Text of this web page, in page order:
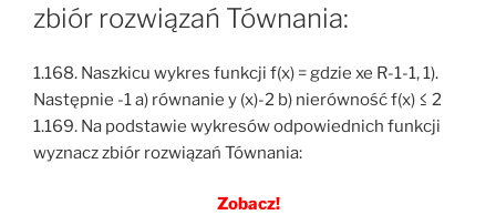
zbiór rozwiązań Tównania:
1.168. Naszkicu wykres funkcji f(x) = gdzie xe R-1-1, 1).
Następnie -1 a) równanie y (x)-2 b) nierówność f(x) ≤ 2
1.169. Na podstawie wykresów odpowiednich funkcji
wyznacz zbiór rozwiązań Tównania:
Zobacz!